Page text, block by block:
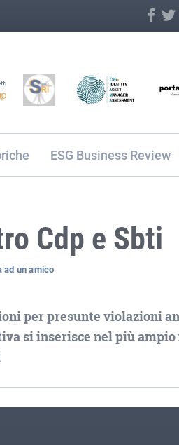
ESG Business Review
Cdp e Sbti
ad un amico
per presunte violazioni
si inserisce nel più